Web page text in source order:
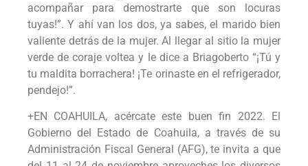
acompañar para demostrarte que son locuras
tuyas!”. Y ahí van los dos, ya sabes, el marido bien
valiente detrás de la mujer. Al llegar al sitio la mujer
verde de coraje voltea y le dice a Briagoberto “¡Tú y
tu maldita borrachera! ¡Te orinaste en el refrigerador,
pendejo!”.
+EN COAHUILA, acércate este buen fin 2022. El
Gobierno del Estado de Coahuila, a través de su
Administración Fiscal General (AFG), te invita a que